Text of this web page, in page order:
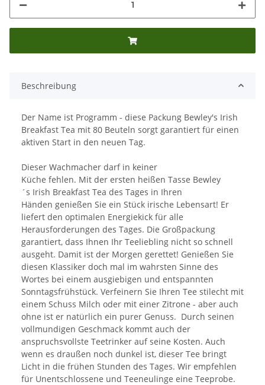
Beschreibung
Der Name ist Programm - diese Packung Bewley's Irish
Breakfast Tea mit 80 Beuteln sorgt garantiert für einen
aktiven Start in den neuen Tag.
Dieser Wachmacher darf in keiner
Küche fehlen. Mit der ersten heißen Tasse Bewley
´s Irish Breakfast Tea des Tages in Ihren
Händen genießen Sie ein Stück irische Lebensart! Er
liefert den optimalen Energiekick für alle
Herausforderungen des Tages. Die Großpackung
garantiert, dass Ihnen Ihr Teeliebling nicht so schnell
ausgeht. Damit ist der Morgen gerettet! Genießen Sie
diesen Klassiker doch mal im wahrsten Sinne des
Wortes bei einem ausgiebigen und entspannten
Sonntagsfrühstück. Verfeinern Sie Ihren Tee stilecht mit
einem Schuss Milch oder mit einer Zitrone - aber auch
ohne ist er natürlich ein purer Genuss. Durch seinen
vollmundigen Geschmack kommt auch der
anspruchsvollste Teetrinker auf seine Kosten. Auch
wenn es draußen noch dunkel ist, dieser Tee bringt
Licht in die frühen Stunden des Tages. Wir empfehlen
für Unentschlossene und Teeneulinge eine Teeprobe.